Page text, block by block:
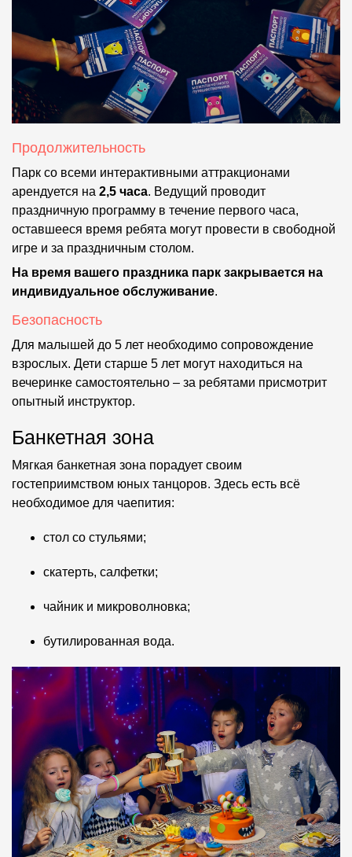
Продолжительность
Парк со всеми интерактивными аттракционами
арендуется на 2,5 часа. Ведущий проводит
праздничную программу в течение первого часа,
оставшееся время ребята могут провести в свободной
игре и за праздничным столом.
На время вашего праздника парк закрывается на
индивидуальное обслуживание.
Безопасность
Для малышей до 5 лет необходимо сопровождение
взрослых. Дети старше 5 лет могут находиться на
вечеринке самостоятельно – за ребятами присмотрит
опытный инструктор.
Банкетная зона
Мягкая банкетная зона порадует своим
гостеприимством юных танцоров. Здесь есть всё
необходимое для чаепития:
стол со стульями;
скатерть, салфетки;
чайник и микроволновка;
бутилированная вода.